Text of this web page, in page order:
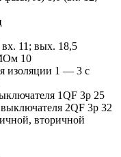
11; вых. 18,5
10
изоляции 1 — 3 с
1QF 3р 25
2QF 3р 32
вторичной